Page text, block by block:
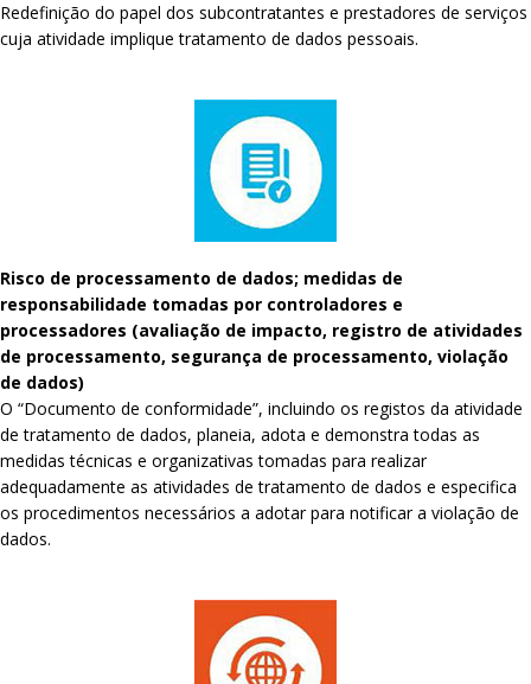
Redefinição do papel dos subcontratantes e prestadores de serviços
cuja atividade implique tratamento de dados pessoais.
Risco de processamento de dados; medidas de
responsabilidade tomadas por controladores e
processadores (avaliação de impacto, registro de atividades
de processamento, segurança de processamento, violação
de dados)
O “Documento de conformidade”, incluindo os registos da atividade
de tratamento de dados, planeia, adota e demonstra todas as
medidas técnicas e organizativas tomadas para realizar
adequadamente as atividades de tratamento de dados e especifica
os procedimentos necessários a adotar para notificar a violação de
dados.